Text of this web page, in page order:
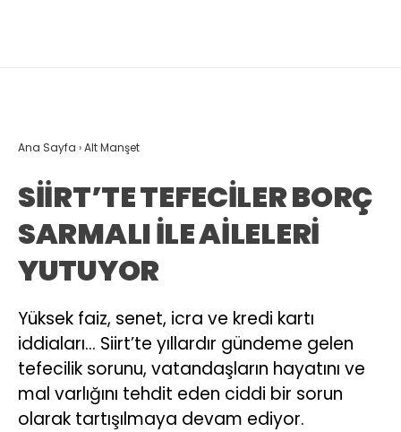
Ana Sayfa ›Alt Manşet
SİİRT’TE TEFECİLER BORÇ
SARMALI İLE AİLELERİ
YUTUYOR
Yüksek faiz, senet, icra ve kredi kartı
iddiaları… Siirt’te yıllardır gündeme gelen
tefecilik sorunu, vatandaşların hayatını ve
mal varlığını tehdit eden ciddi bir sorun
olarak tartışılmaya devam ediyor.